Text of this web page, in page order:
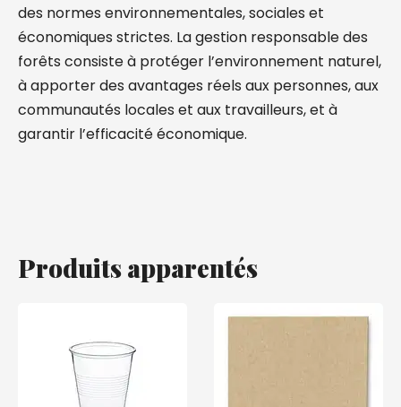
des normes environnementales, sociales et
économiques strictes. La gestion responsable des
forêts consiste à protéger l’environnement naturel,
à apporter des avantages réels aux personnes, aux
communautés locales et aux travailleurs, et à
garantir l’efficacité économique.
Produits apparentés